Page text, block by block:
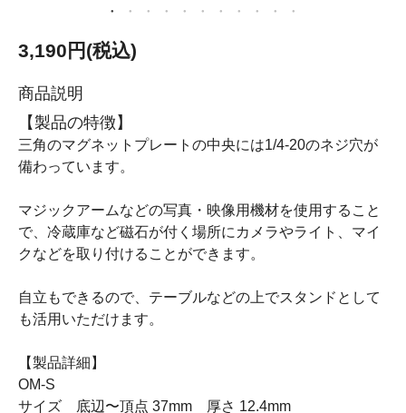
3,190円(税込)
商品説明
【製品の特徴】
三角のマグネットプレートの中央には1/4-20のネジ穴が
備わっています。
マジックアームなどの写真・映像用機材を使用すること
で、冷蔵庫など磁石が付く場所にカメラやライト、マイ
クなどを取り付けることができます。
自立もできるので、テーブルなどの上でスタンドとして
も活用いただけます。
【製品詳細】
OM-S
サイズ 底辺〜頂点 37mm 厚さ 12.4mm